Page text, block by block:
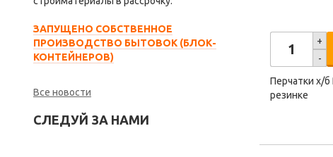
ЗАПУЩЕНО СОБСТВЕННОЕ
ПРОИЗВОДСТВО БЫТОВОК (БЛОК-
КОНТЕЙНЕРОВ)
Все новости
СЛЕДУЙ ЗА НАМИ
+
-
Перчатки х/
резинке